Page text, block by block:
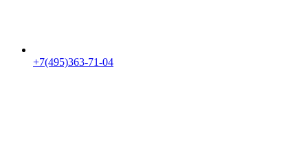
+7(495)363-71-04